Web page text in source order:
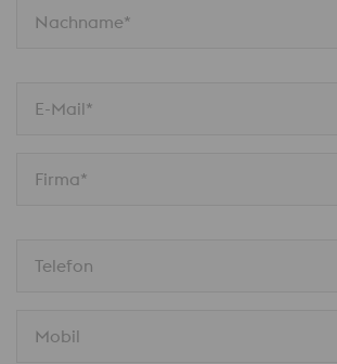
Nachname*
E-Mail*
Firma*
Telefon
Mobil